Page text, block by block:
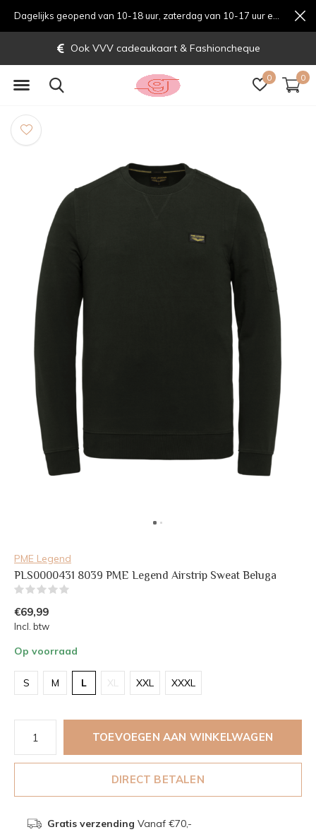
0 0
Ook VVV cadeaukaart & Fashioncheque
PME Legend
PLS0000431 8039 PME Legend Airstrip Sweat Beluga
€69,99
Incl. btw
Op voorraad
S M L XL XXL XXXL
TOEVOEGEN AAN WINKELWAGEN
DIRECT BETALEN
Gratis verzending Vanaf €70,-